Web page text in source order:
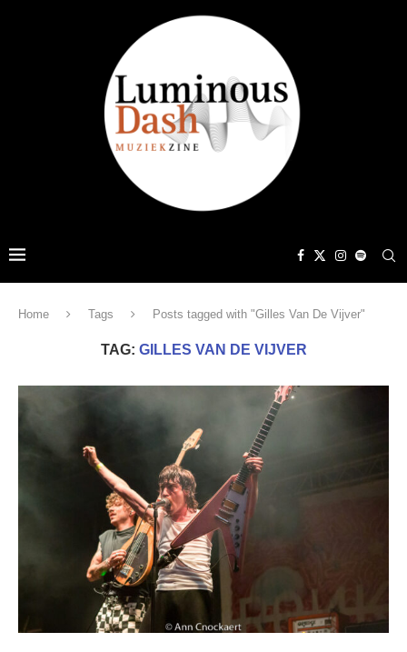
Home Tags Posts tagged with "Gilles Van De Vijver"
TAG: GILLES VAN DE VIJVER